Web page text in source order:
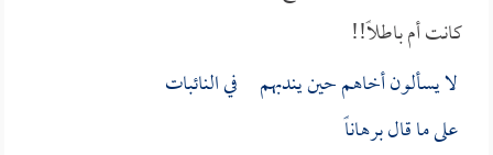
كانت أم باطلاً!!
لا يسألون أخاهم حين يندبهم في النائبات
على ما قال برهاناً